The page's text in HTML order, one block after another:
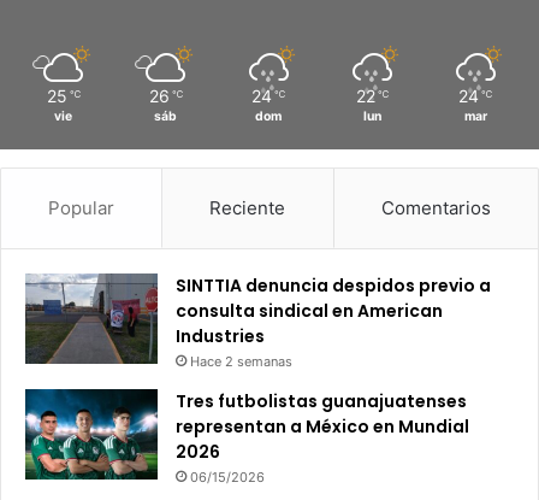
25 ℃
vie
26 ℃
sáb
24 ℃
dom
22 ℃
lun
24 ℃
mar
Popular Reciente Comentarios
SINTTIA denuncia despidos previo a
consulta sindical en American
Industries
Hace 2 semanas
Tres futbolistas guanajuatenses
representan a México en Mundial
2026
06/15/2026